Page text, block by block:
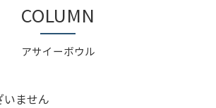
COLUMN
アサイーボウル
いません